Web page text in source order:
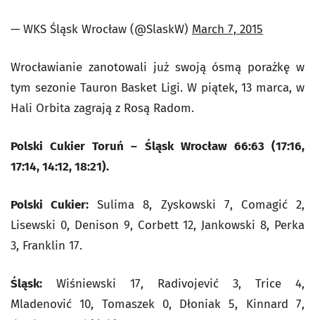
— WKS Śląsk Wrocław (@SlaskW) March 7, 2015
Wrocławianie zanotowali już swoją ósmą porażkę w
tym sezonie Tauron Basket Ligi. W piątek, 13 marca, w
Hali Orbita zagrają z Rosą Radom.
Polski Cukier Toruń – Śląsk Wrocław 66:63 (17:16,
17:14, 14:12, 18:21).
Polski Cukier: Sulima 8, Zyskowski 7, Comagić 2,
Lisewski 0, Denison 9, Corbett 12, Jankowski 8, Perka
3, Franklin 17.
Śląsk: Wiśniewski 17, Radivojević 3, Trice 4,
Mladenović 10, Tomaszek 0, Dłoniak 5, Kinnard 7,